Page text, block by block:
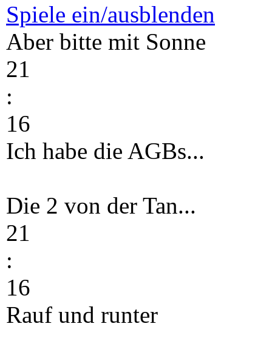
Spiele ein/ausblenden
Aber bitte mit Sonne
21
:
16
Ich habe die AGBs...
Die 2 von der Tan...
21
:
16
Rauf und runter